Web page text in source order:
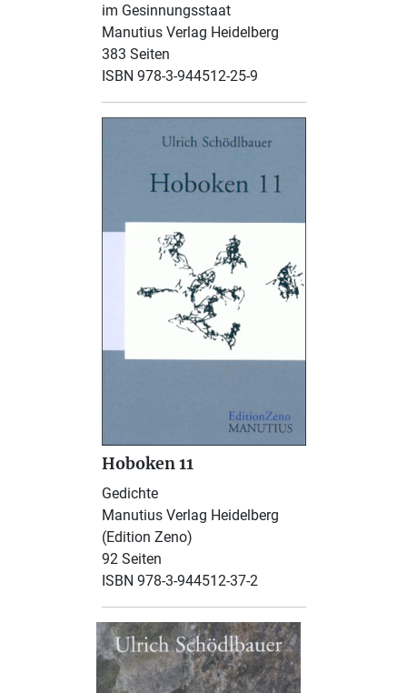
im Gesinnungsstaat
Manutius Verlag Heidelberg
383 Seiten
ISBN 978-3-944512-25-9
Hoboken 11
Gedichte
Manutius Verlag Heidelberg
(Edition Zeno)
92 Seiten
ISBN 978-3-944512-37-2